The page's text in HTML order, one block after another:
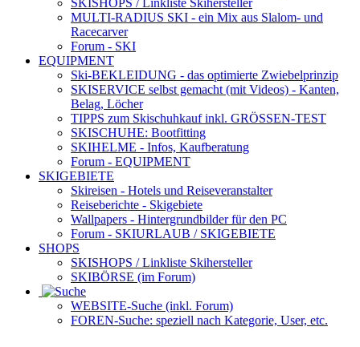
SKISHOPS / Linkliste Skihersteller
MULTI-RADIUS SKI - ein Mix aus Slalom- und
Racecarver
Forum - SKI
EQUIPMENT
Ski-BEKLEIDUNG - das optimierte Zwiebelprinzip
SKISERVICE selbst gemacht (mit Videos) - Kanten,
Belag, Löcher
TIPPS zum Skischuhkaufinkl. GRÖSSEN-TEST
SKISCHUHE: Bootfitting
SKIHELME - Infos, Kaufberatung
Forum - EQUIPMENT
SKIGEBIETE
Skireisen - Hotels und Reiseveranstalter
Reiseberichte - Skigebiete
Wallpapers - Hintergrundbilder für den PC
Forum - SKIURLAUB / SKIGEBIETE
SHOPS
SKISHOPS / Linkliste Skihersteller
SKIBÖRSE (im Forum)
WEBSITE-Suche (inkl. Forum)
FOREN-Suche: speziell nach Kategorie, User, etc.